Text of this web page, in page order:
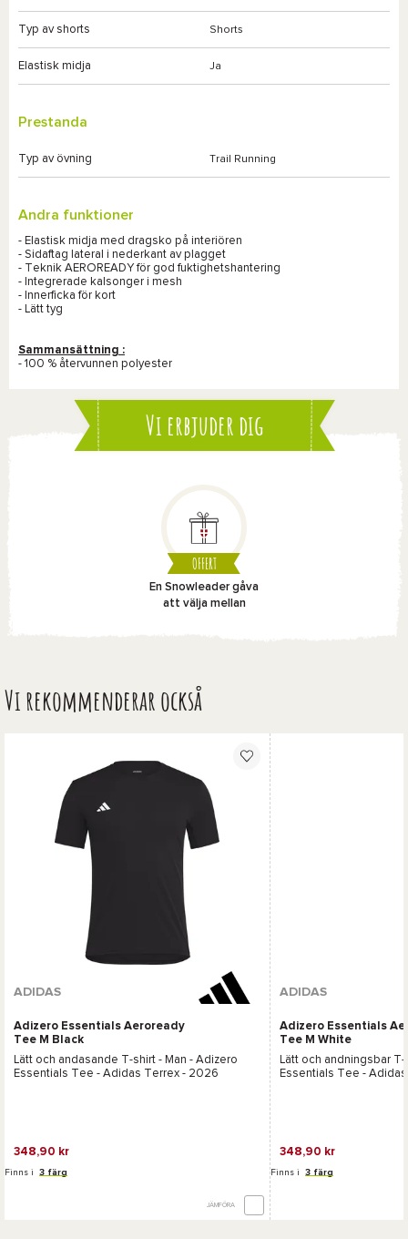
Typ av shorts Shorts
Elastisk midja Ja
Prestanda
Typ av övning Trail Running
Andra funktioner
- Elastisk midja med dragsko på interiören
- Sidaftag lateral i nederkant av plagget
- Teknik AEROREADY för god fuktighetshantering
- Integrerade kalsonger i mesh
- Innerficka för kort
- Lätt tyg
Sammansättning :
- 100 % återvunnen polyester
Vi erbjuder dig
OFFERT
En Snowleader gåva
att välja mellan
Vi rekommenderar också
ADIDAS
Adizero Essentials Aeroready
Tee M Black
Lätt och andasande T-shirt - Man - Adizero
Essentials Tee - Adidas Terrex - 2026
348,90 kr
Finns i 3 färg
JÄMFÖRA
ADIDAS
Adizero Essentials
Tee M White
Lätt och andningsbar
Essentials Tee -
348,90 kr
Finns i 3 färg